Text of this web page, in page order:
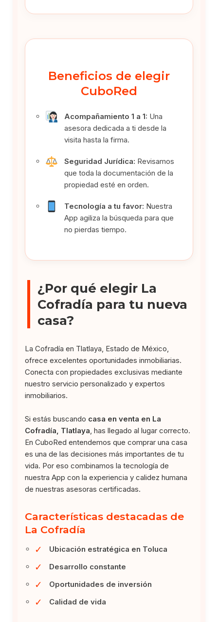
Beneficios de elegir
CuboRed
Acompañamiento 1 a 1: Una
asesora dedicada a ti desde la
visita hasta la firma.
Seguridad Jurídica: Revisamos
que toda la documentación de la
propiedad esté en orden.
Tecnología a tu favor: Nuestra
App agiliza la búsqueda para que
no pierdas tiempo.
¿Por qué elegir La
Cofradía para tu nueva
casa?
La Cofradía en Tlatlaya, Estado de México,
ofrece excelentes oportunidades inmobiliarias.
Conecta con propiedades exclusivas mediante
nuestro servicio personalizado y expertos
inmobiliarios.
Si estás buscando casa en venta en La
Cofradía, Tlatlaya , has llegado al lugar correcto.
En CuboRed entendemos que comprar una casa
es una de las decisiones más importantes de tu
vida. Por eso combinamos la tecnología de
nuestra App con la experiencia y calidez humana
de nuestras asesoras certificadas.
Características destacadas de
La Cofradía
✓ Ubicación estratégica en Toluca
✓ Desarrollo constante
✓ Oportunidades de inversión
✓ Calidad de vida